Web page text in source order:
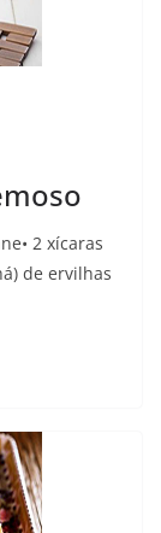
2 xícaras
de ervilhas